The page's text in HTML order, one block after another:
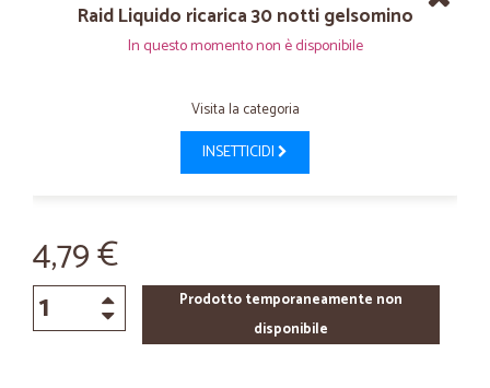
Raid Liquido ricarica 30 notti gelsomino
In questo momento non è disponibile
Visita la categoria
INSETTICIDI
4,79 €
Prodotto temporaneamente non
disponibile